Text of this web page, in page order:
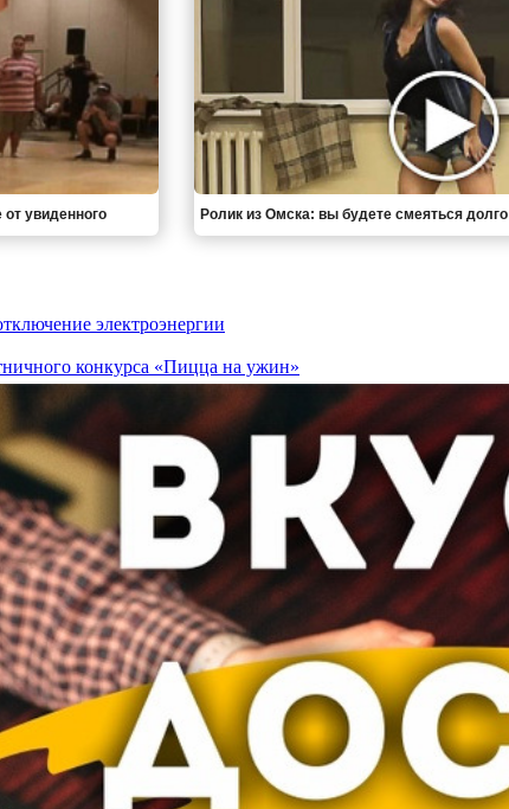
увиденного Ролик из Омска: вы будете смеяться долго
электроэнергии
конкурса «Пицца на ужин»